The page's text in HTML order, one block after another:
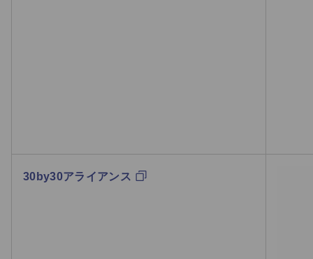
30by30アライアンス